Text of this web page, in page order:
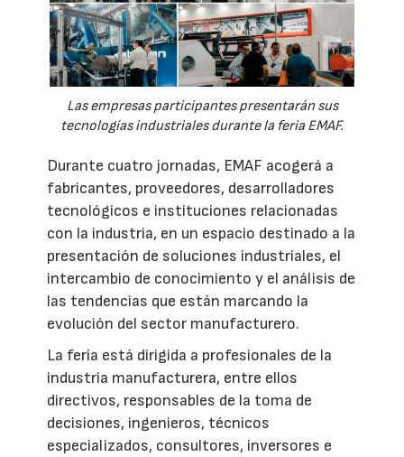
Las empresas participantes presentarán sus
tecnologías industriales durante la feria EMAF.
Durante cuatro jornadas, EMAF acogerá a
fabricantes, proveedores, desarrolladores
tecnológicos e instituciones relacionadas
con la industria, en un espacio destinado a la
presentación de soluciones industriales, el
intercambio de conocimiento y el análisis de
las tendencias que están marcando la
evolución del sector manufacturero.
La feria está dirigida a profesionales de la
industria manufacturera, entre ellos
directivos, responsables de la toma de
decisiones, ingenieros, técnicos
especializados, consultores, inversores e